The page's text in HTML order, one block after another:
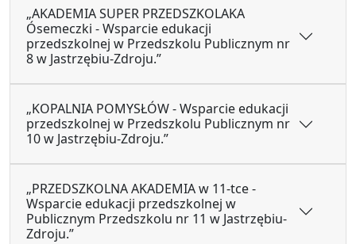
„AKADEMIA SUPER PRZEDSZKOLAKA
Ósemeczki - Wsparcie edukacji
przedszkolnej w Przedszkolu Publicznym nr
8 w Jastrzębiu-Zdroju.”
„KOPALNIA POMYSŁÓW - Wsparcie edukacji
przedszkolnej w Przedszkolu Publicznym nr
10 w Jastrzębiu-Zdroju.”
„PRZEDSZKOLNA AKADEMIA w 11-tce -
Wsparcie edukacji przedszkolnej w
Publicznym Przedszkolu nr 11 w Jastrzębiu-
Zdroju.”